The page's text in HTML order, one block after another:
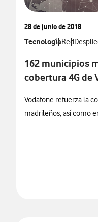
28 de junio de 2018
Ver más notas de
TecnologíaVer más
RedVer
162 municipios
cobertura 4G de
Vodafone refuerza la
madrileños, así como